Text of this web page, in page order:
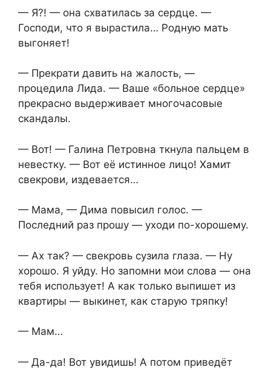
— Я?! — она схватилась за сердце. —
Господи, что я вырастила… Родную мать
выгоняет!
— Прекрати давить на жалость, —
процедила Лида. — Ваше «больное сердце»
прекрасно выдерживает многочасовые
скандалы.
— Вот! — Галина Петровна ткнула пальцем в
невестку. — Вот её истинное лицо! Хамит
свекрови, издевается…
— Мама, — Дима повысил голос. —
Последний раз прошу — уходи по-хорошему.
— Ах так? — свекровь сузила глаза. — Ну
хорошо. Я уйду. Но запомни мои слова — она
тебя использует! А как только выпишет из
квартиры — выкинет, как старую тряпку!
— Мам…
— Да-да! Вот увидишь! А потом приведёт